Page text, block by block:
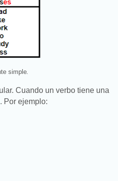
simple.
Cuando un verbo tiene una
. Por ejemplo: